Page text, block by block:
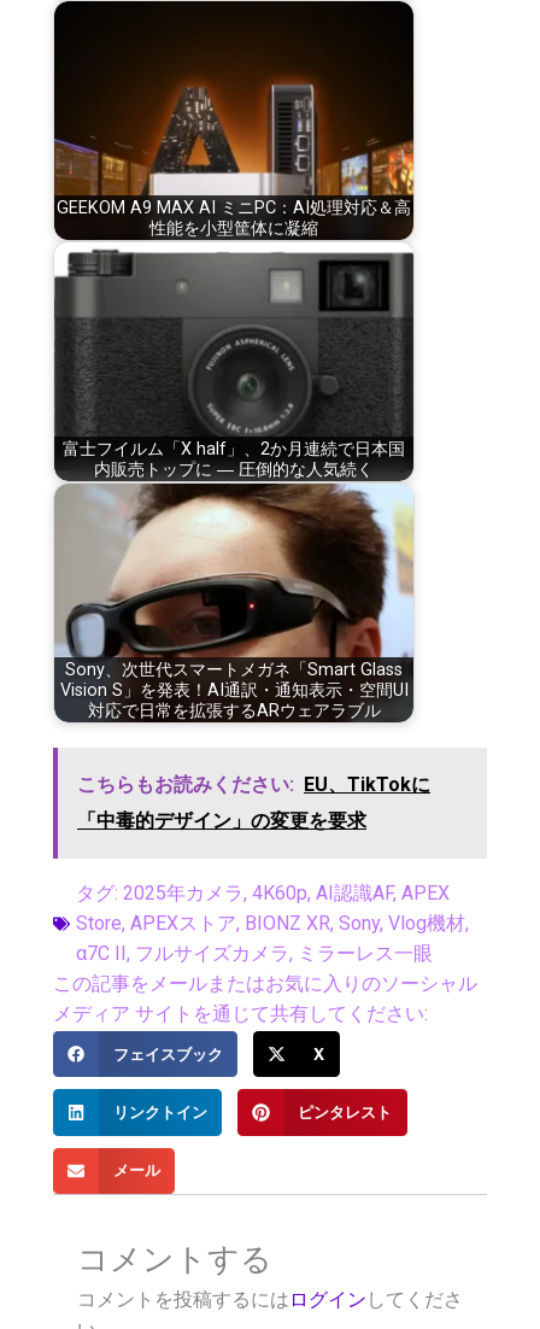
GEEKOM A9 MAX AI ミニPC：AI処理対応＆高
性能を小型筐体に凝縮
富士フイルム「X half」、2か月連続で日本国
内販売トップに ― 圧倒的な人気続く
Sony、次世代スマートメガネ「Smart Glass
Vision S」を発表！AI通訳・通知表示・空間UI
対応で日常を拡張するARウェアラブル
こちらもお読みください: EU、TikTokに
「中毒的デザイン」の変更を要求
タグ: 2025年カメラ, 4K60p, AI認識AF, APEX
Store, APEXストア, BIONZ XR, Sony, Vlog機材,
α7C II, フルサイズカメラ, ミラーレス一眼
この記事をメールまたはお気に入りのソーシャル
メディア サイトを通じて共有してください:
フェイスブック X
リンクトイン ピンタレスト
メール
コメントする
コメントを投稿するには ログイン してくださ